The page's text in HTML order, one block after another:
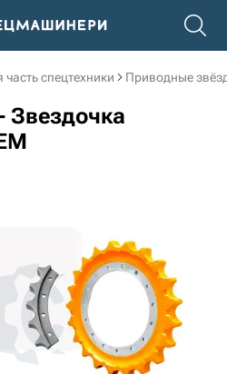
спецтехники Приводные
Звездочка